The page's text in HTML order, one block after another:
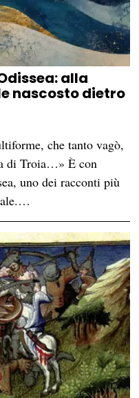
alla
nascosto dietro
che tanto vagò,
di Troia…» È con
uno dei racconti più